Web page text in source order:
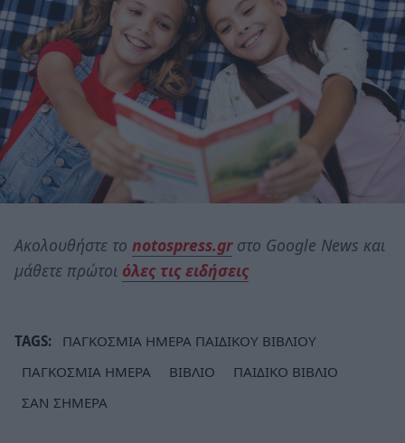
Ακολουθήστε το notospress.grστο Google News και
μάθετε πρώτοι όλες τις ειδήσεις
TAGS:
ΠΑΓΚΟΣΜΙΑ ΗΜΕΡΑ ΠΑΙΔΙΚΟΥ ΒΙΒΛΙΟΥ
ΠΑΓΚΟΣΜΙΑ ΗΜΕΡΑ
ΒΙΒΛΙΟ
ΠΑΙΔΙΚΟ ΒΙΒΛΙΟ
ΣΑΝ ΣΗΜΕΡΑ